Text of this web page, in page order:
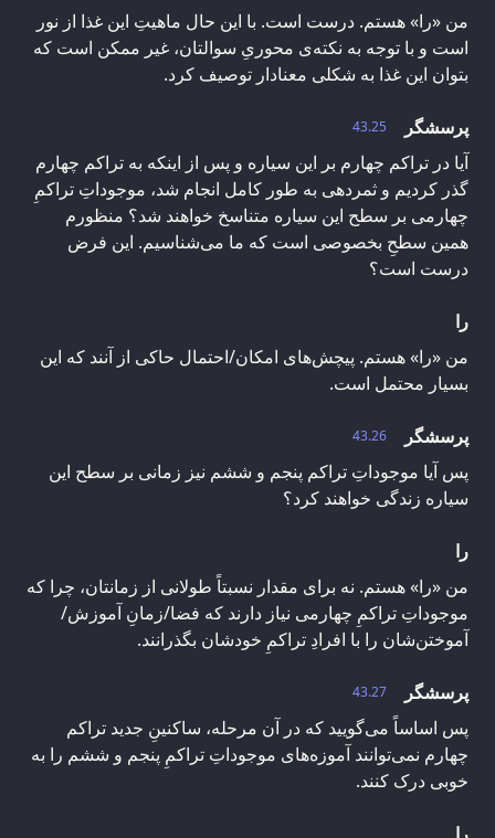
من «را» هستم. درست است. با این حال ماهیتِ این غذا از نور
است و با توجه به نکته‌ی محوریِ سوالتان، غیر ممکن است که
بتوان این غذا به شکلی معنادار توصیف کرد.
43.25
پرسشگر
آیا در تراکم چهارم بر این سیاره و پس از اینکه به تراکم چهارم
گذر کردیم و ثمردهی به طور کامل انجام شد، موجوداتِ تراکمِ
چهارمی بر سطح این سیاره متناسخ خواهند شد؟ منظورم
همین سطحِ بخصوصی است که ما می‌شناسیم. این فرض
درست است؟
را
من «را» هستم. پیچش‌های امکان/احتمال حاکی از آنند که این
بسیار محتمل است.
43.26
پرسشگر
پس آیا موجوداتِ تراکم پنجم و ششم نیز زمانی بر سطح این
سیاره زندگی خواهند کرد؟
را
من «را» هستم. نه برای مقدار نسبتاً طولانی از زمانتان، چرا که
موجوداتِ تراکمِ چهارمی نیاز دارند که فضا/زمانِ آموزش/
آموختن‌شان را با افرادِ تراکمِ خودشان بگذرانند.
43.27
پرسشگر
پس اساساً می‌گویید که در آن مرحله، ساکنینِ جدید تراکم
چهارم نمی‌توانند آموزه‌های موجوداتِ تراکمِ پنجم و ششم را به
خوبی درک کنند.